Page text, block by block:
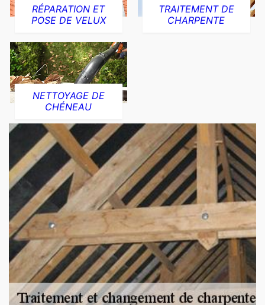
RÉPARATION ET
POSE DE VELUX
TRAITEMENT DE
CHARPENTE
NETTOYAGE DE
CHÉNEAU